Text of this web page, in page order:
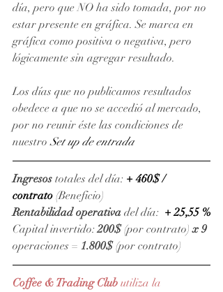
día, pero que NO ha sido tomada, por no
estar presente en gráfica. Se marca en
gráfica como positiva o negativa, pero
lógicamente sin agregar resultado.
Los días que no publicamos resultados
obedece a que no se accedió al mercado,
por no reunir éste las condiciones de
nuestro Set up de entrada
Ingresos totales del día: + 460$ /
contrato (Beneficio)
Rentabilidad operativa del día: + 25,55 %
Capital invertido: 200$ (por contrato) x 9
operaciones = 1.800$ (por contrato)
Coffee & Trading Club utiliza la